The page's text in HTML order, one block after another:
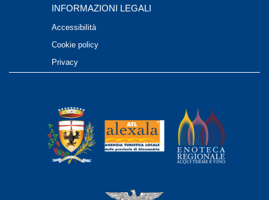
INFORMAZIONI LEGALI
Accessibilità
Cookie policy
Privacy